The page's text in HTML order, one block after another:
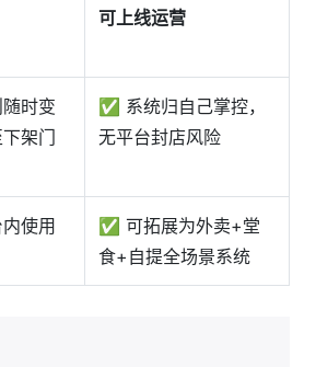
可上线运营
时变
架门
✅ 系统归自己掌控，
无平台封店风险
使用
✅ 可拓展为外卖+堂
食+自提全场景系统